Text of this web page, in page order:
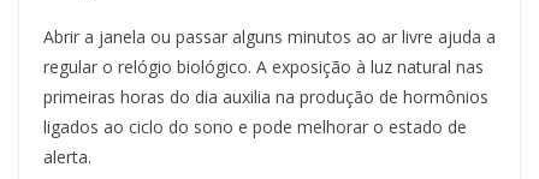
Abrir a janela ou passar alguns minutos ao ar livre ajuda a
regular o relógio biológico. A exposição à luz natural nas
primeiras horas do dia auxilia na produção de hormônios
ligados ao ciclo do sono e pode melhorar o estado de
alerta.